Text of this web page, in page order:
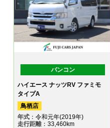
バンコン
ハイエース ナッツRV ファミモ
タイプA
鳥栖店
年式 ：令和元年(2019年)
走行距離：33,460km